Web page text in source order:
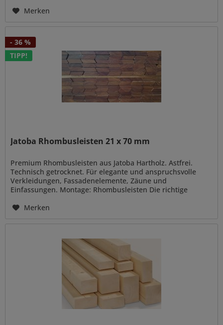
Merken
- 36 %
TIPP!
Jatoba Rhombusleisten 21 x 70 mm
Premium Rhombusleisten aus Jatoba Hartholz. Astfrei.
Technisch getrocknet. Für elegante und anspruchsvolle
Verkleidungen, Fassadenelemente, Zäune und
Einfassungen. Montage: Rhombusleisten Die richtige
Merken